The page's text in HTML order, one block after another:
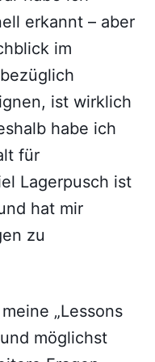
erkannt – aber
im
ist wirklich
habe ich
für
Lagerpusch ist
hat mir
zu
„Lessons
möglichst